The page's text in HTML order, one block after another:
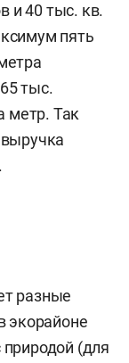
и 40 тыс. кв.
пять
тыс.
метр. Так
разные
экорайоне
(для